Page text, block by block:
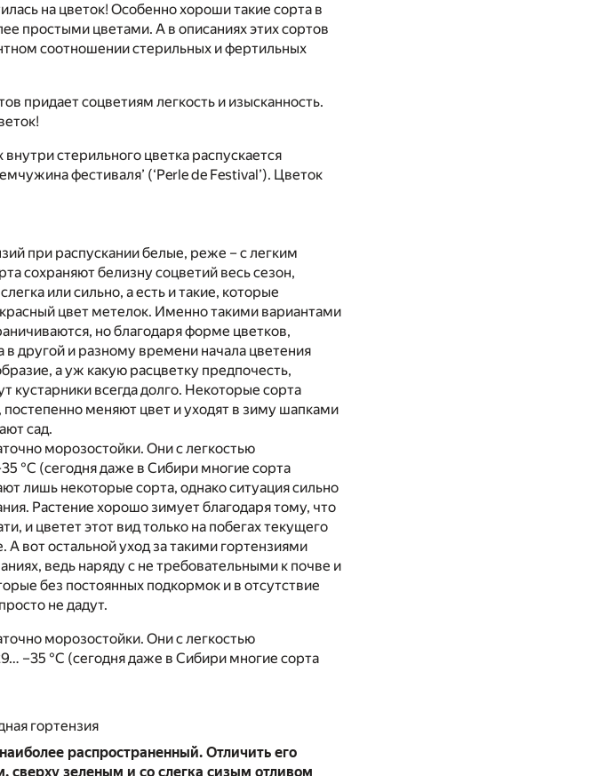
на цветок! Особенно хороши такие сорта в
простыми цветами. А в описаниях этих сортов
соотношении стерильных и фертильных
придает соцветиям легкость и изысканность.
стерильного цветка распускается
фестиваля’ (‘Perle de Festival’). Цветок
при распускании белые, реже – с легким
сохраняют белизну соцветий весь сезон,
или сильно, а есть и такие, которые
цвет метелок. Именно такими вариантами
но благодаря форме цветков,
другой и разному времени начала цветения
а уж какую расцветку предпочесть,
кустарники всегда долго. Некоторые сорта
постепенно меняют цвет и уходят в зиму шапками
сад.
морозостойки. Они с легкостью
°C (сегодня даже в Сибири многие сорта
лишь некоторые сорта, однако ситуация сильно
Растение хорошо зимует благодаря тому, что
и цветет этот вид только на побегах текущего
А вот остальной уход за такими гортензиями
ведь наряду с не требовательными к почве и
без постоянных подкормок и в отсутствие
не дадут.
морозостойки. Они с легкостью
–35 °C (сегодня даже в Сибири многие сорта
гортензия
распространенный. Отличить его
сверху зеленым и со слегка сизым отливом